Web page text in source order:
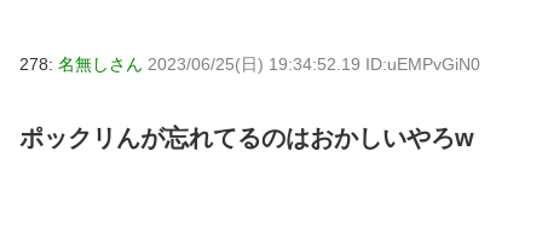
278: 名無しさん 2023/06/25(日) 19:34:52.19 ID:uEMPvGiN0
ポックリんが忘れてるのはおかしいやろw